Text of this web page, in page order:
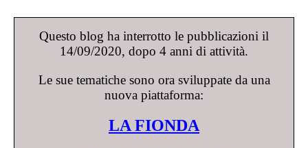
Questo blog ha interrotto le pubblicazioni il
14/09/2020, dopo 4 anni di attività.
Le sue tematiche sono ora sviluppate da una
nuova piattaforma:
LA FIONDA